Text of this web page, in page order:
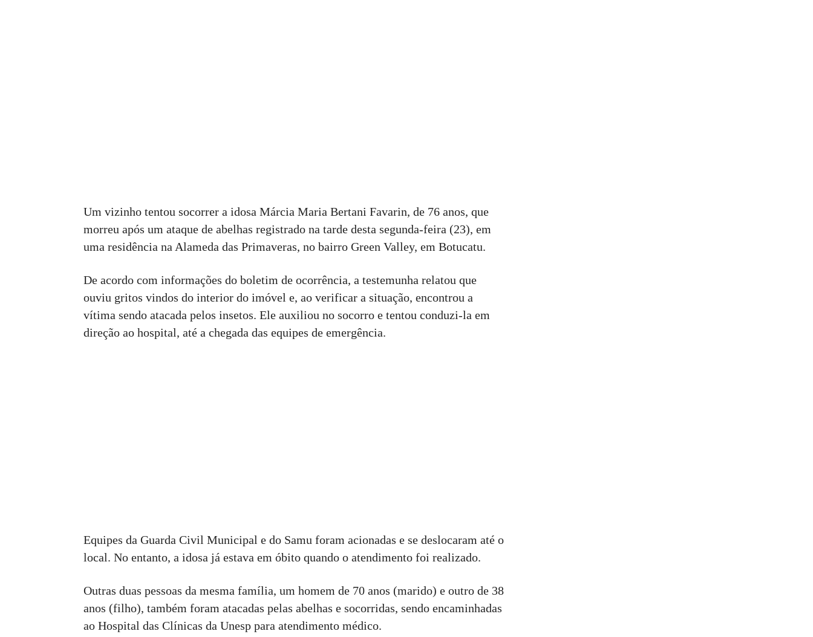
Um vizinho tentou socorrer a idosa Márcia Maria Bertani Favarin, de 76 anos, que
morreu após um ataque de abelhas registrado na tarde desta segunda-feira (23), em
uma residência na Alameda das Primaveras, no bairro Green Valley, em Botucatu.
De acordo com informações do boletim de ocorrência, a testemunha relatou que
ouviu gritos vindos do interior do imóvel e, ao verificar a situação, encontrou a
vítima sendo atacada pelos insetos. Ele auxiliou no socorro e tentou conduzi-la em
direção ao hospital, até a chegada das equipes de emergência.
Equipes da Guarda Civil Municipal e do Samu foram acionadas e se deslocaram até o
local. No entanto, a idosa já estava em óbito quando o atendimento foi realizado.
Outras duas pessoas da mesma família, um homem de 70 anos (marido) e outro de 38
anos (filho), também foram atacadas pelas abelhas e socorridas, sendo encaminhadas
ao Hospital das Clínicas da Unesp para atendimento médico.